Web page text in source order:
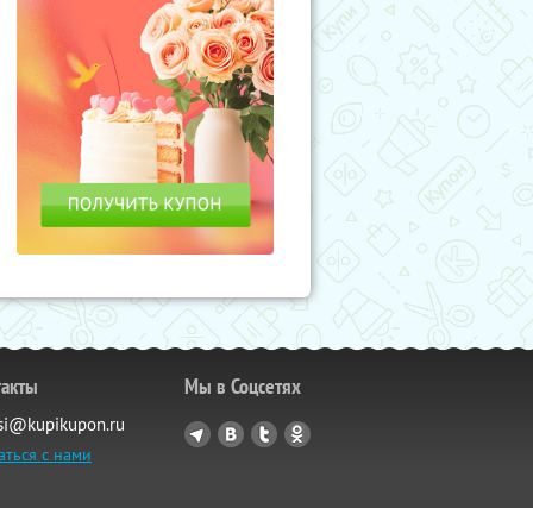
с нами
Мы в Соцсетях